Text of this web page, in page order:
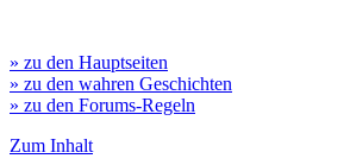
» zu den Hauptseiten
» zu den wahren Geschichten
» zu den Forums-Regeln
Zum Inhalt